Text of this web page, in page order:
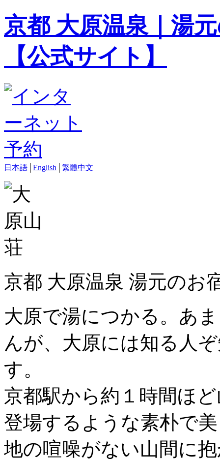
京都 大原温泉｜湯
【公式サイト】
日本語 English 繁體中文
京都 大原温泉 湯元の
大原で湯につかる。あ
んが、大原には知る人
す。
京都駅から約１時間ほ
登場するような素朴で
地の喧噪がない山間に